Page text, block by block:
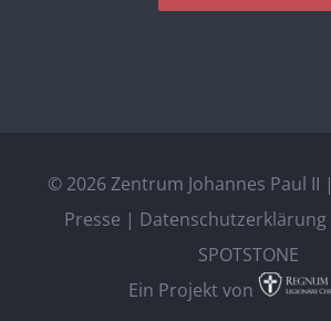
© 2026 Zentrum Johannes Paul II |
Presse | Datenschutzerklärung
SPOTSTONE
Ein Projekt von